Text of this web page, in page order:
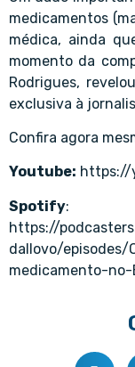
medicamentos
médica, ainda
momento da
Rodrigues,
exclusiva à
Confira agora
Youtube: https://
Spotify:
https://
dallovo/episodes/
medicamento-